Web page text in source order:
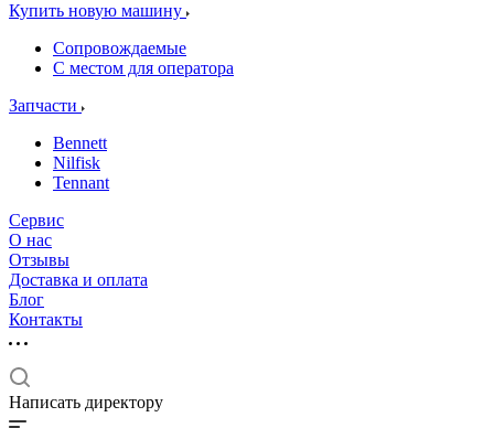
Купить новую машину
Сопровождаемые
С местом для оператора
Запчасти
Bennett
Nilfisk
Tennant
Сервис
О нас
Отзывы
Доставка и оплата
Блог
Контакты
Написать директору